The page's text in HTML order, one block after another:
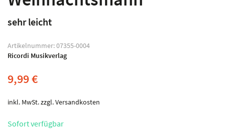
sehr leicht
Artikelnummer:07355-0004
Ricordi Musikverlag
9,99€
inkl. MwSt.zzgl.Versandkosten
Sofort verfügbar